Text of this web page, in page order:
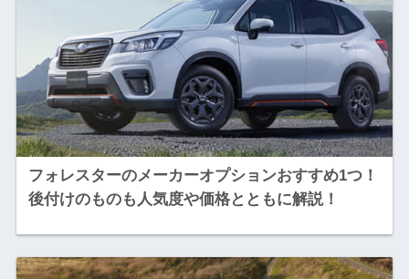
フォレスターのメーカーオプションおすすめ1つ！
後付けのものも人気度や価格とともに解説！